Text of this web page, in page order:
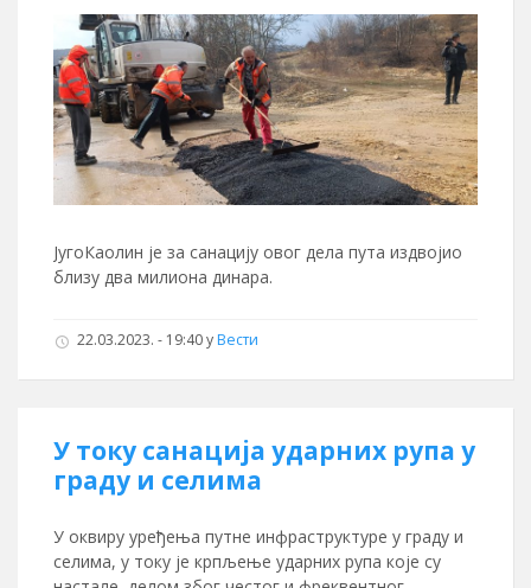
ЈугоКаолин је за санацију овог дела пута издвојио
близу два милиона динара.
22.03.2023. - 19:40уВести
У току санација ударних рупа у
граду и селима
У оквиру уређења путне инфраструктуре у граду и
селима, у току је крпљење ударних рупа које су